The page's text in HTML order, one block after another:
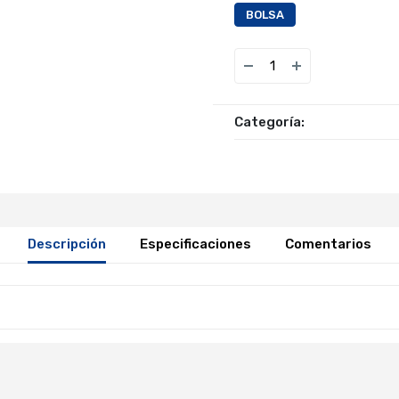
BOLSA
Categoría:
Descripción Especificaciones Comentarios